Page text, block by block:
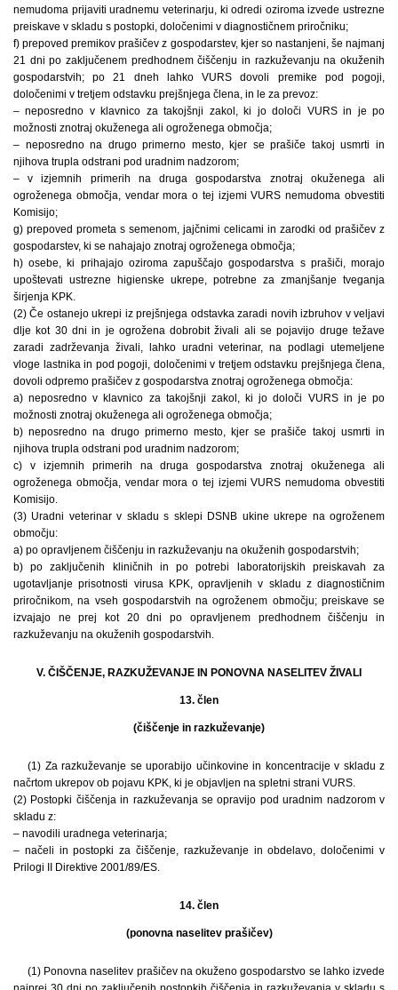
nemudoma prijaviti uradnemu veterinarju, ki odredi oziroma izvede ustrezne
preiskave v skladu s postopki, določenimi v diagnostičnem priročniku;
f) prepoved premikov prašičev z gospodarstev, kjer so nastanjeni, še najmanj
21 dni po zaključenem predhodnem čiščenju in razkuževanju na okuženih
gospodarstvih; po 21 dneh lahko VURS dovoli premike pod pogoji,
določenimi v tretjem odstavku prejšnjega člena, in le za prevoz:
– neposredno v klavnico za takojšnji zakol, ki jo določi VURS in je po
možnosti znotraj okuženega ali ogroženega območja;
– neposredno na drugo primerno mesto, kjer se prašiče takoj usmrti in
njihova trupla odstrani pod uradnim nadzorom;
– v izjemnih primerih na druga gospodarstva znotraj okuženega ali
ogroženega območja, vendar mora o tej izjemi VURS nemudoma obvestiti
Komisijo;
g) prepoved prometa s semenom, jajčnimi celicami in zarodki od prašičev z
gospodarstev, ki se nahajajo znotraj ogroženega območja;
h) osebe, ki prihajajo oziroma zapuščajo gospodarstva s prašiči, morajo
upoštevati ustrezne higienske ukrepe, potrebne za zmanjšanje tveganja
širjenja KPK.
(2) Če ostanejo ukrepi iz prejšnjega odstavka zaradi novih izbruhov v veljavi
dlje kot 30 dni in je ogrožena dobrobit živali ali se pojavijo druge težave
zaradi zadrževanja živali, lahko uradni veterinar, na podlagi utemeljene
vloge lastnika in pod pogoji, določenimi v tretjem odstavku prejšnjega člena,
dovoli odpremo prašičev z gospodarstva znotraj ogroženega območja:
a) neposredno v klavnico za takojšnji zakol, ki jo določi VURS in je po
možnosti znotraj okuženega ali ogroženega območja;
b) neposredno na drugo primerno mesto, kjer se prašiče takoj usmrti in
njihova trupla odstrani pod uradnim nadzorom;
c) v izjemnih primerih na druga gospodarstva znotraj okuženega ali
ogroženega območja, vendar mora o tej izjemi VURS nemudoma obvestiti
Komisijo.
(3) Uradni veterinar v skladu s sklepi DSNB ukine ukrepe na ogroženem
območju:
a) po opravljenem čiščenju in razkuževanju na okuženih gospodarstvih;
b) po zaključenih kliničnih in po potrebi laboratorijskih preiskavah za
ugotavljanje prisotnosti virusa KPK, opravljenih v skladu z diagnostičnim
priročnikom, na vseh gospodarstvih na ogroženem območju; preiskave se
izvajajo ne prej kot 20 dni po opravljenem predhodnem čiščenju in
razkuževanju na okuženih gospodarstvih.
V. ČIŠČENJE, RAZKUŽEVANJE IN PONOVNA NASELITEV ŽIVALI
13. člen
(čiščenje in razkuževanje)
(1) Za razkuževanje se uporabijo učinkovine in koncentracije v skladu z
načrtom ukrepov ob pojavu KPK, ki je objavljen na spletni strani VURS.
(2) Postopki čiščenja in razkuževanja se opravijo pod uradnim nadzorom v
skladu z:
– navodili uradnega veterinarja;
– načeli in postopki za čiščenje, razkuževanje in obdelavo, določenimi v
Prilogi II Direktive 2001/89/ES.
14. člen
(ponovna naselitev prašičev)
(1) Ponovna naselitev prašičev na okuženo gospodarstvo se lahko izvede